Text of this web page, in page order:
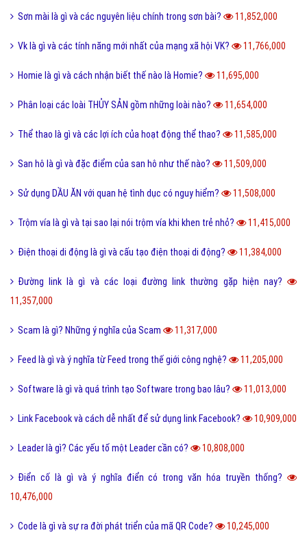
Sơn mài là gì và các nguyên liệu chính trong sơn bài? 11,852,000
Vk là gì và các tính năng mới nhất của mạng xã hội VK? 11,766,000
Homie là gì và cách nhận biết thế nào là Homie? 11,695,000
Phân loại các loài THỦY SẢN gồm những loài nào? 11,654,000
Thể thao là gì và các lợi ích của hoạt động thể thao? 11,585,000
San hô là gì và đặc điểm của san hô như thế nào? 11,509,000
Sử dụng DẦU ĂN với quan hệ tình dục có nguy hiểm? 11,508,000
Trộm vía là gì và tại sao lại nói trộm vía khi khen trẻ nhỏ? 11,415,000
Điện thoại di động là gì và cấu tạo điện thoại di động? 11,384,000
Đường link là gì và các loại đường link thường gặp hiện nay?
11,357,000
Scam là gì? Những ý nghĩa của Scam 11,317,000
Feed là gì và ý nghĩa từ Feed trong thế giới công nghệ? 11,205,000
Software là gì và quá trình tạo Software trong bao lâu? 11,013,000
Link Facebook và cách dễ nhất để sử dụng link Facebook? 10,909,000
Leader là gì? Các yếu tố một Leader cần có? 10,808,000
Điển cố là gì và ý nghĩa điển có trong văn hóa truyền thống?
10,476,000
Code là gì và sự ra đời phát triển của mã QR Code? 10,245,000